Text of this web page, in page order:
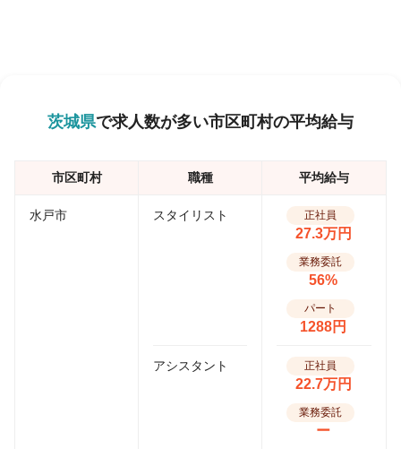
茨城県で求人数が多い市区町村の平均給与
市区町村 職種 平均給与
水戸市 スタイリスト 正社員
27.3万円
業務委託
56%
パート
1288円
アシスタント 正社員
22.7万円
業務委託
ー